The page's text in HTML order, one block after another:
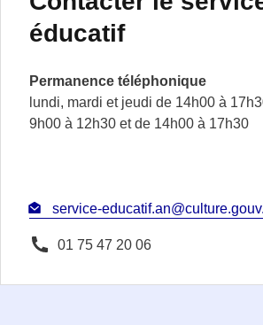
éducatif
Permanence téléphonique
lundi, mardi et jeudi de 14h00 à
9h00 à 12h30 et de 14h00 à 17h30
service-
01 75 47 20 06